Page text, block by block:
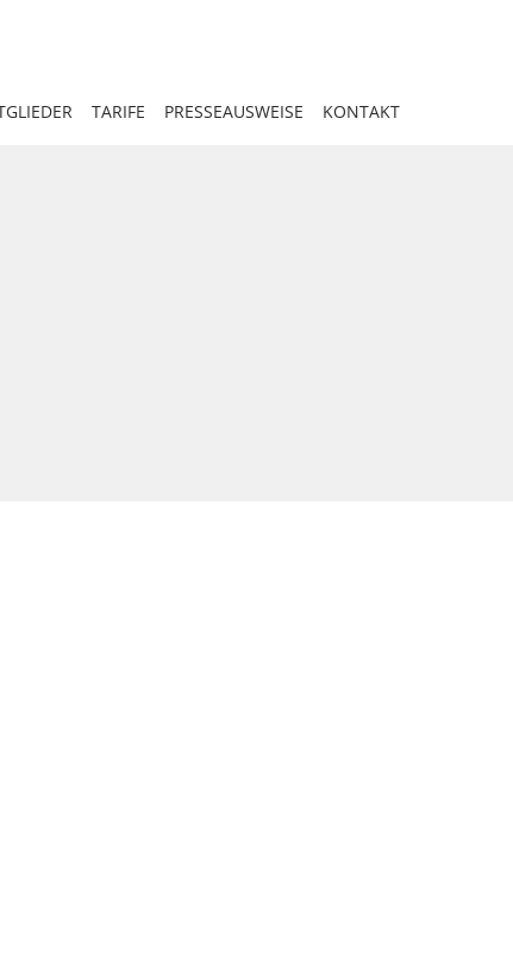
TARIFE PRESSEAUSWEISE KONTAKT